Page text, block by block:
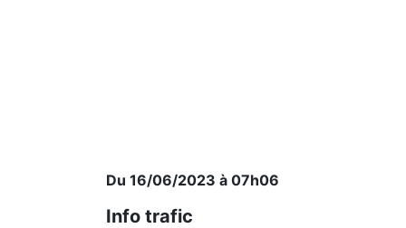
Du 16/06/2023 à 07h06
Info trafic